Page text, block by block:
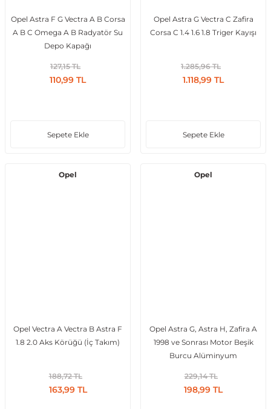
Opel Astra F G Vectra A B Corsa
A B C Omega A B Radyatör Su
Depo Kapağı
127,15 TL
110,99 TL
Sepete Ekle
Opel Astra G Vectra C Zafira
Corsa C 1.4 1.6 1.8 Triger Kayışı
1.285,96 TL
1.118,99 TL
Sepete Ekle
Opel
Opel Vectra A Vectra B Astra F
1.8 2.0 Aks Körüğü (İç Takım)
188,72 TL
163,99 TL
Opel
Opel Astra G, Astra H, Zafira A
1998 ve Sonrası Motor Beşik
Burcu Alüminyum
229,14 TL
198,99 TL